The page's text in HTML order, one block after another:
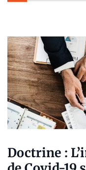
Doctrine :